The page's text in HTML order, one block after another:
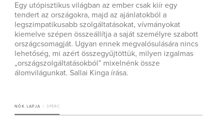
Egy utópisztikus világban az ember csak kiír egy
tendert az országokra, majd az ajánlatokból a
legszimpatikusabb szolgáltatásokat, vívmányokat
kiemelve szépen összeállítja a saját személyre szabott
országcsomagját. Ugyan ennek megvalósulására nincs
lehetőség, mi azért összegyűjtöttük, milyen izgalmas
„országszolgáltatásokból” mixelnénk össze
álomvilágunkat. Sallai Kinga írása.
NŐK LAPJA 3 PERC